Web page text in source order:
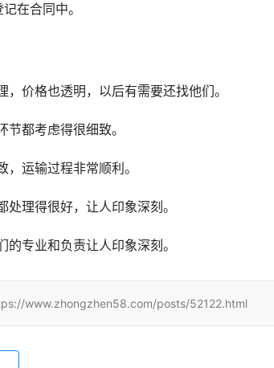
在合同中。
价格也透明，以后有需要还找他们。
都考虑得很细致。
运输过程非常顺利。
理得很好，让人印象深刻。
专业和负责让人印象深刻。
www.zhongzhen58.com/posts/52122.html